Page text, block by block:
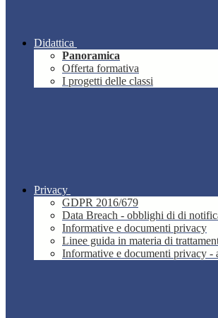
Didattica
Panoramica
Offerta formativa
I progetti delle classi
Privacy
GDPR 2016/679
Data Breach - obblighi di di
Informative e documenti privacy
Linee guida in materia di
Informative e documenti privacy -